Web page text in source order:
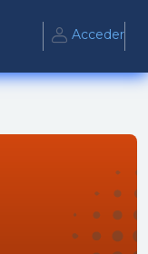
Acceder